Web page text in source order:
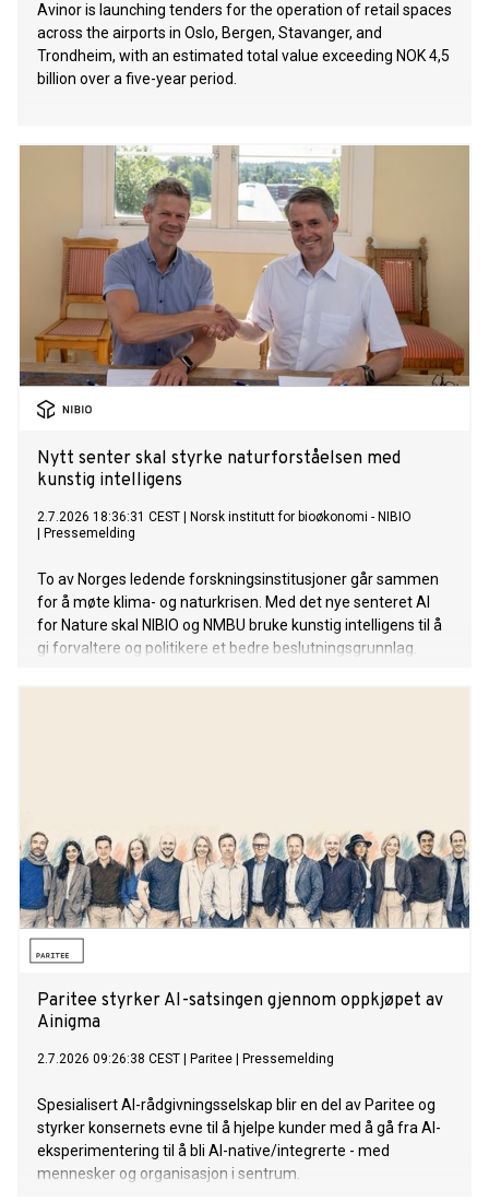
Avinor is launching tenders for the operation of retail spaces
across the airports in Oslo, Bergen, Stavanger, and
Trondheim, with an estimated total value exceeding NOK 4,5
billion over a five-year period.
Nytt senter skal styrke naturforståelsen med
kunstig intelligens
2.7.2026 18:36:31 CEST
Norsk institutt for bioøkonomi - NIBIO
Pressemelding
To av Norges ledende forskningsinstitusjoner går sammen
for å møte klima- og naturkrisen. Med det nye senteret AI
for Nature skal NIBIO og NMBU bruke kunstig intelligens til å
gi forvaltere og politikere et bedre beslutningsgrunnlag.
Paritee styrker AI-satsingen gjennom oppkjøpet av
Ainigma
2.7.2026 09:26:38 CEST Paritee Pressemelding
Spesialisert AI-rådgivningsselskap blir en del av Paritee og
styrker konsernets evne til å hjelpe kunder med å gå fra AI-
eksperimentering til å bli AI-native/integrerte - med
mennesker og organisasjon i sentrum.